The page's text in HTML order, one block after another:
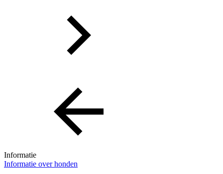
Informatie
Informatie over honden